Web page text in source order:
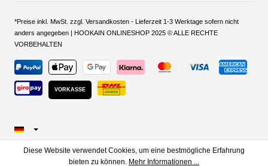
*Preise inkl. MwSt. zzgl. Versandkosten - Lieferzeit 1-3 Werktage sofern nicht
anders angegeben | HOOKAIN ONLINESHOP 2025 © ALLE RECHTE
VORBEHALTEN
VORKASSE
Diese Website verwendet Cookies, um eine bestmögliche Erfahrung
bieten zu können. Mehr Informationen ...